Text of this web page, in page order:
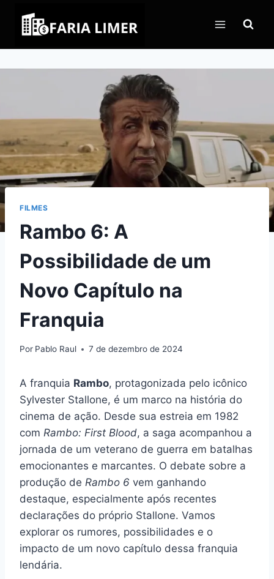
FILMES
Rambo 6: A
Possibilidade de um
Novo Capítulo na
Franquia
Por Pablo Raul 7 de dezembro de 2024
A franquia Rambo, protagonizada pelo icônico
Sylvester Stallone, é um marco na história do
cinema de ação. Desde sua estreia em 1982
com Rambo: First Blood, a saga acompanhou a
jornada de um veterano de guerra em batalhas
emocionantes e marcantes. O debate sobre a
produção de Rambo 6 vem ganhando
destaque, especialmente após recentes
declarações do próprio Stallone. Vamos
explorar os rumores, possibilidades e o
impacto de um novo capítulo dessa franquia
lendária.